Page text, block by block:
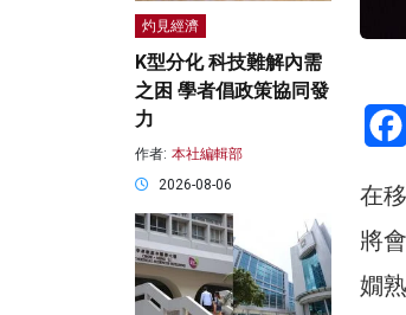
在
將
嫺
灼見經濟
K型分化 科技難解內需
之困 學者倡政策協同發
力
作者: 本社編輯部
2026-08-06